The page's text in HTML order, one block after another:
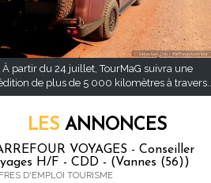
À partir du 24 juillet, TourMaG suivra une
de plus de 5 000 kilomètres à travers...
LES ANNONCES
VOYAGES - Conseiller
H/F - CDD - (Vannes (56))
D'EMPLOI TOURISME